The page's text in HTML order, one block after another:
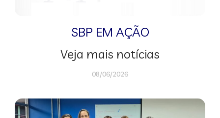
SBP EM AÇÃO
Veja mais notícias
08/06/2026